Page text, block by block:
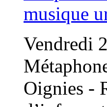
Vendredi
Oignies -